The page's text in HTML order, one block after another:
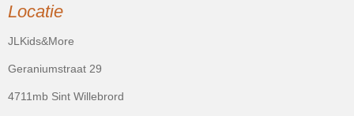
Locatie
JLKids&More
Geraniumstraat 29
4711mb Sint Willebrord